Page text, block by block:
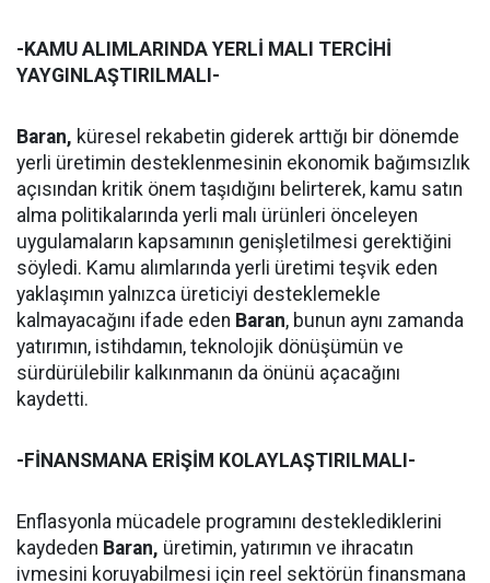
-KAMU ALIMLARINDA YERLİ MALI TERCİHİ
YAYGINLAŞTIRILMALI-
Baran, küresel rekabetin giderek arttığı bir dönemde
yerli üretimin desteklenmesinin ekonomik bağımsızlık
açısından kritik önem taşıdığını belirterek, kamu satın
alma politikalarında yerli malı ürünleri önceleyen
uygulamaların kapsamının genişletilmesi gerektiğini
söyledi. Kamu alımlarında yerli üretimi teşvik eden
yaklaşımın yalnızca üreticiyi desteklemekle
kalmayacağını ifade eden Baran, bunun aynı zamanda
yatırımın, istihdamın, teknolojik dönüşümün ve
sürdürülebilir kalkınmanın da önünü açacağını
kaydetti.
-FİNANSMANA ERİŞİM KOLAYLAŞTIRILMALI-
Enflasyonla mücadele programını desteklediklerini
kaydeden Baran, üretimin, yatırımın ve ihracatın
ivmesini koruyabilmesi için reel sektörün finansmana